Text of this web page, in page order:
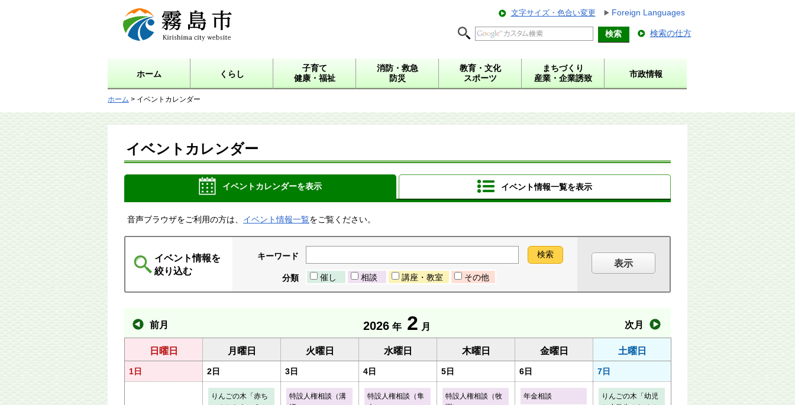
霧島市 Kirishima city
website
文字サイズ・色合い変更 Foreign Languages
検索の仕方
ホーム くらし
子育て
健康・福祉
消防・救急
防災
教育・文化
スポーツ
まちづくり
産業・企業誘致
市政情報
ホーム > イベントカレンダー
イベントカレンダー
イベントカレンダーを表示 イベント情報一覧を表示
音声ブラウザをご利用の方は、 イベント情報一覧をご覧ください。
イベント情報を
絞り込む
キーワード
分類 催し 相談 講座・教室 その他
前月 2026 年 2 月 次月
日曜日 月曜日 火曜日 水曜日 木曜日 金曜日 土曜日
1日 2日 3日 4日 5日 6日 7日
りんごの木「赤ち
特設人権相談（溝
特設人権相談（隼
特設人権相談（牧
年金相談
りんごの木「幼児